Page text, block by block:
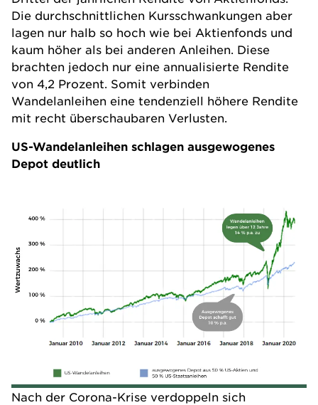
Die durchschnittlichen Kursschwankungen aber
lagen nur halb so hoch wie bei Aktienfonds und
kaum höher als bei anderen Anleihen. Diese
brachten jedoch nur eine annualisierte Rendite
von 4,2 Prozent. Somit verbinden
Wandelanleihen eine tendenziell höhere Rendite
mit recht überschaubaren Verlusten.
US-Wandelanleihen schlagen ausgewogenes
Depot deutlich
Nach der Corona-Krise verdoppeln sich